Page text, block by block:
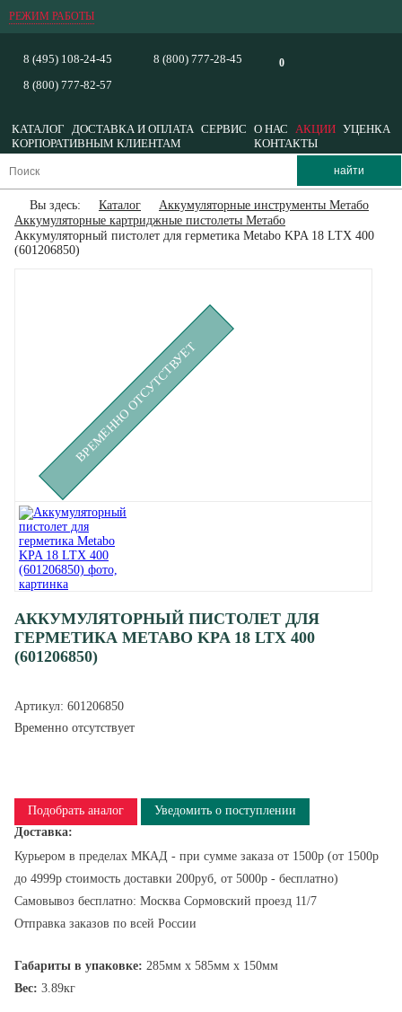
РЕЖИМ РАБОТЫ
0
8 (495) 108-24-45
8 (800) 777-82-57
8 (800) 777-28-45
КАТАЛОГ ДОСТАВКА И ОПЛАТА СЕРВИС О НАС АКЦИИ УЦЕНКА
КОРПОРАТИВНЫМ КЛИЕНТАМ
КОНТАКТЫ
Вы здесь: Каталог
Аккумуляторные инструменты Метабо
Аккумуляторные картриджные пистолеты Метабо
Аккумуляторный пистолет для герметика Metabo KPA 18 LTX 400
(601206850)
ВРЕМЕННО ОТСУТСТВУЕТ
АККУМУЛЯТОРНЫЙ ПИСТОЛЕТ ДЛЯ
ГЕРМЕТИКА METABO KPA 18 LTX 400
(601206850)
Артикул: 601206850
Временно отсутствует
Подобрать аналог
Уведомить о поступлении
Доставка:
Курьером в пределах МКАД - при сумме заказа от 1500р (от 1500р
до 4999р стоимость доставки 200руб, от 5000р - бесплатно)
Самовывоз бесплатно: Москва Сормовский проезд 11/7
Отправка заказов по всей России
Габариты в упаковке: 285мм x 585мм x 150мм
Вес: 3.89кг